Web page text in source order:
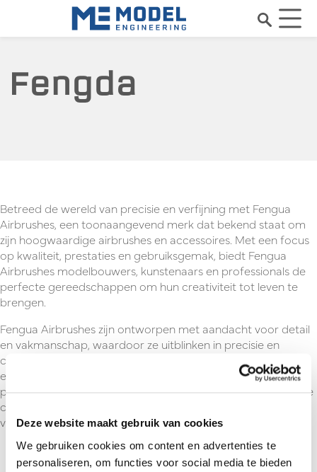
Deze website maakt gebruik van cookies
We gebruiken cookies om content en advertenties te
personaliseren, om functies voor social media te bieden
Fengda
Betreed de wereld van precisie en verfijning met Fengua
Airbrushes, een toonaangevend merk dat bekend staat om
zijn hoogwaardige airbrushes en accessoires. Met een focus
op kwaliteit, prestaties en gebruiksgemak, biedt Fengua
Airbrushes modelbouwers, kunstenaars en professionals de
perfecte gereedschappen om hun creativiteit tot leven te
brengen.
Fengua Airbrushes zijn ontworpen met aandacht voor detail
en vakmanschap, waardoor ze uitblinken in precisie en
consistentie bij het aanbrengen van verf. Of je nu werkt aan
een modelbouwproject, een kunstwerk creëert of
professionele illustraties maakt, Fengua Airbrushes bieden de
controle en nauwkeurigheid die je nodig hebt voor
verbluffende resultaten.